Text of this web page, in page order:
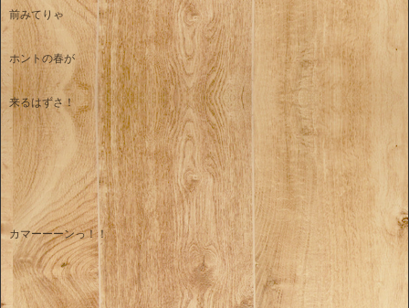
前みてりゃ
ホントの春が
来るはずさ！
カマーーーンっ！！